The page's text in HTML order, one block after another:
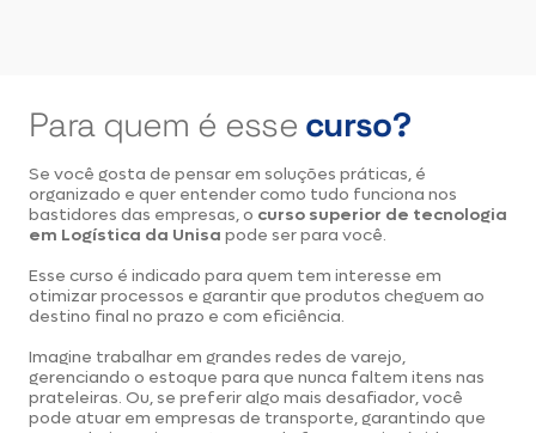
Para quem é esse curso?
Se você gosta de pensar em soluções práticas, é
organizado e quer entender como tudo funciona nos
bastidores das empresas, o curso superior de tecnologia
em Logística da Unisa pode ser para você.
Esse curso é indicado para quem tem interesse em
otimizar processos e garantir que produtos cheguem ao
destino final no prazo e com eficiência.
Imagine trabalhar em grandes redes de varejo,
gerenciando o estoque para que nunca faltem itens nas
prateleiras. Ou, se preferir algo mais desafiador, você
pode atuar em empresas de transporte, garantindo que